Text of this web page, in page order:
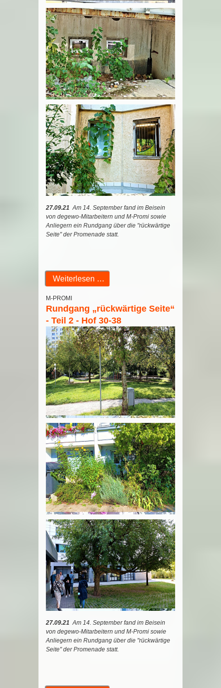
27.09.21Am 14. September fand im Beisein
von degewo-Mitarbeitern und M-Promi sowie
Anliegern ein Rundgang über die "rückwärtige
Seite" der Promenade statt.
Weiterlesen …
M-PROMI
Rundgang „rückwärtige Seite“
- Teil 2 - Hof 30-38
27.09.21Am 14. September fand im Beisein
von degewo-Mitarbeitern und M-Promi sowie
Anliegern ein Rundgang über die "rückwärtige
Seite" der Promenade statt.